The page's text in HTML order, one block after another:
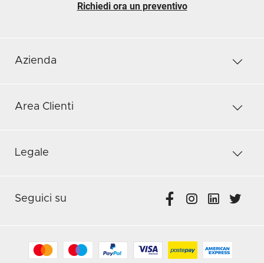
Richiedi ora un preventivo
Azienda
Area Clienti
Legale
Seguici su